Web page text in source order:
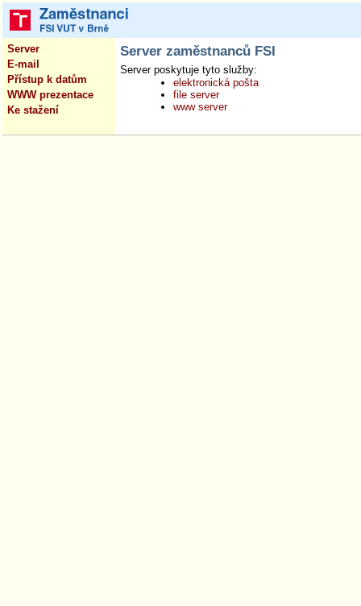
Server
E-mail
Přístup k datům
WWW prezentace
Ke stažení
Server zaměstnanců FSI
Server poskytuje tyto služby:
elektronická pošta
file server
www server